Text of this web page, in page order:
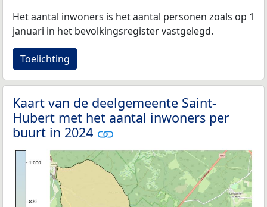
Het aantal inwoners is het aantal personen zoals op 1
januari in het bevolkingsregister vastgelegd.
Toelichting
Kaart van de deelgemeente Saint-
Hubert met het aantal inwoners per
buurt in 2024